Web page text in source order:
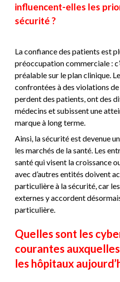
influencent-elles les
sécurité ?
La confiance des patients est
préoccupation commerciale :
préalable sur le plan clinique.
confrontées à des violations
perdent des patients, ont des
médecins et subissent une
marque à long terme.
Ainsi, la sécurité est devenue
les marchés de la santé. Les
santé qui visent la croissance
avec d’autres entités doivent
particulière à la sécurité, car
externes y accordent
particulière.
Quelles sont les
courantes
les hôpitaux